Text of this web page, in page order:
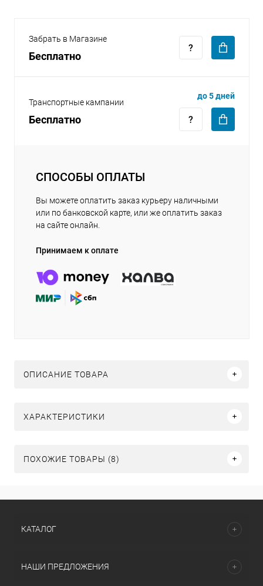
Забрать в Магазине
Бесплатно
Транспортные кампании
Бесплатно
до 5 дней
СПОСОБЫ ОПЛАТЫ
Вы можете оплатить заказ курьеру наличными
или по банковской карте, или же оплатить заказ
на сайте онлайн.
Принимаем к оплате
ОПИСАНИЕ ТОВАРА
ХАРАКТЕРИСТИКИ
ПОХОЖИЕ ТОВАРЫ (8)
КАТАЛОГ
НАШИ ПРЕДЛОЖЕНИЯ